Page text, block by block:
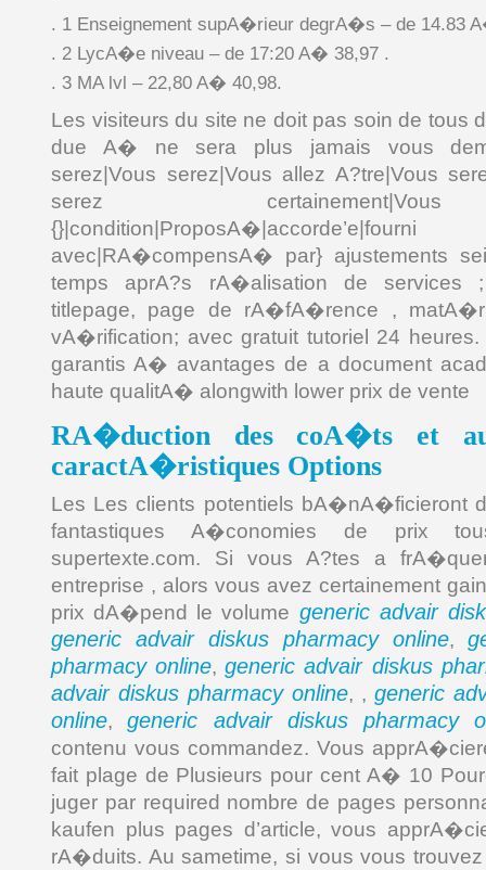
. 1 Enseignement supA�rieur degrA�s – de 14.83
. 2 LycA�e niveau – de 17:20 A� 38,97 .
. 3 MA lvl – 22,80 A� 40,98.
Les visiteurs du site ne doit pas soin de
due A� ne sera plus jamais vous
serez|Vous serez|Vous allez A?tre|Vous
serez
avec|RA�compensA� par} ajustements
temps aprA?s rA�alisation de services ;
titlepage, page de rA�fA�rence ,
vA�rification; avec gratuit tutoriel 24
garantis A� avantages de a document
haute qualitA� alongwith lower prix de vente
RA�duction des coA�ts et
caractA�ristiques Options
Les Les clients potentiels bA�nA�ficieront
fantastiques A�conomies de prix
supertexte.com. Si vous A?tes a
entreprise , alors vous avez certainement
prix dA�pend le volume generic advair
generic advair diskus pharmacy online,
pharmacy online,generic advair diskus
advair diskus pharmacy online, , generic
online,generic advair diskus pharmacy
contenu vous commandez. Vous
fait plage de Plusieurs pour cent A� 10
juger par required nombre de pages
kaufen plus pages d’article, vous
rA�duits. Au sametime, si vous vous